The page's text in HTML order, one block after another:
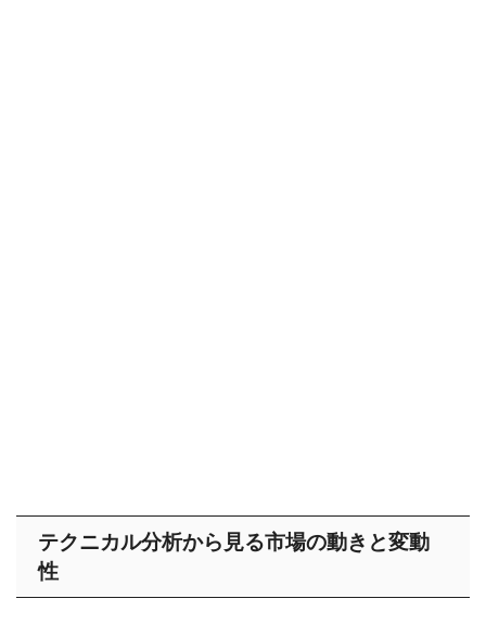
テクニカル分析から見る市場の動きと変動
性